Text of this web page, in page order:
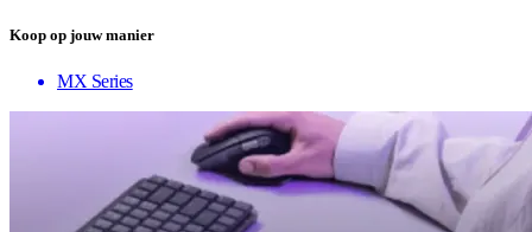
Koop op jouw manier
MX Series